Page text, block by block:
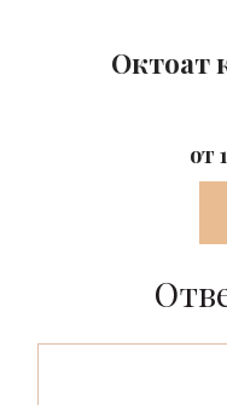
Октоат
от